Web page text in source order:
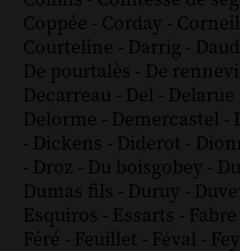
Coppée - Corday -
Courteline - Darrig -
De pourtalès - De
Decarreau - Del -
Delorme - Demercastel -
- Dickens - Diderot -
- Droz - Du boisgobey -
Dumas fils - Duruy -
Esquiros - Essarts - Fabre
Féré - Feuillet - Féval -